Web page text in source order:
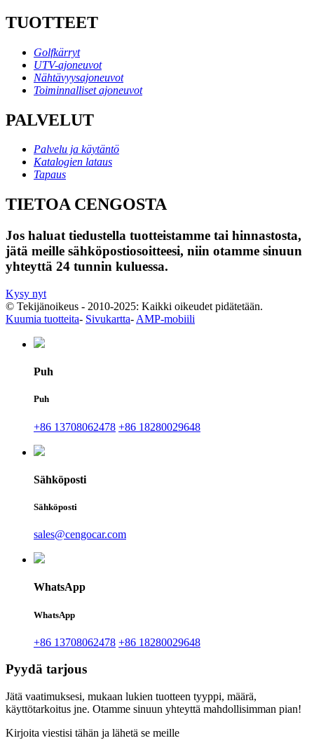
TUOTTEET
Golfkärryt
UTV-ajoneuvot
Nähtävyysajoneuvot
Toiminnalliset ajoneuvot
PALVELUT
Palvelu ja käytäntö
Katalogien lataus
Tapaus
TIETOA CENGOSTA
Jos haluat tiedustella tuotteistamme tai hinnastosta,
jätä meille sähköpostiosoitteesi, niin otamme sinuun
yhteyttä 24 tunnin kuluessa.
Kysy nyt
© Tekijänoikeus - 2010-2025: Kaikki oikeudet pidätetään.
Kuumia tuotteita- Sivukartta- AMP-mobiili
Puh
Puh
+86 13708062478 +86 18280029648
Sähköposti
Sähköposti
sales@cengocar.com
WhatsApp
WhatsApp
+86 13708062478 +86 18280029648
Pyydä tarjous
Jätä vaatimuksesi, mukaan lukien tuotteen tyyppi, määrä,
käyttötarkoitus jne. Otamme sinuun yhteyttä mahdollisimman pian!
Kirjoita viestisi tähän ja lähetä se meille